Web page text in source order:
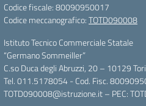
Codice fiscale: 80090950017
Codice meccanografico:TOTD090008
Istituto Tecnico Commerciale Statale
“Germano Sommeiller”
C.so Duca degli Abruzzi, 20 – 10129
Tel. 011.5178054 - Cod. Fisc.
TOTD090008@istruzione.it – PEC: